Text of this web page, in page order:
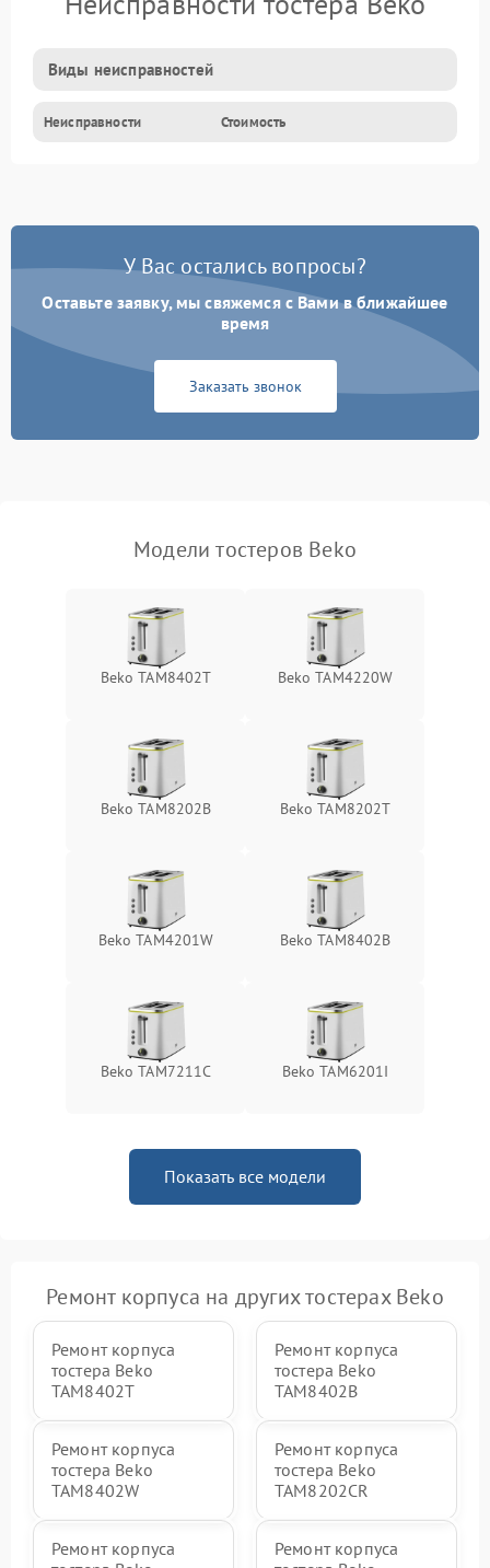
Виды неисправностей
Неисправности Стоимость
У Вас остались вопросы?
Оставьте заявку, мы свяжемся с Вами в ближайшее
время
Заказать звонок
Модели тостеров Beko
Beko TAM8402T Beko TAM4220W
Beko TAM8202B Beko TAM8202T
Beko TAM4201W Beko TAM8402B
Beko TAM7211C Beko TAM6201I
Показать все модели
Ремонт корпуса на других тостерах Beko
Ремонт корпуса
тостера Beko
TAM8402T
Ремонт корпуса
тостера Beko
TAM8402B
Ремонт корпуса
тостера Beko
TAM8402W
Ремонт корпуса
тостера Beko
TAM8202CR
Ремонт корпуса
Ремонт корпуса